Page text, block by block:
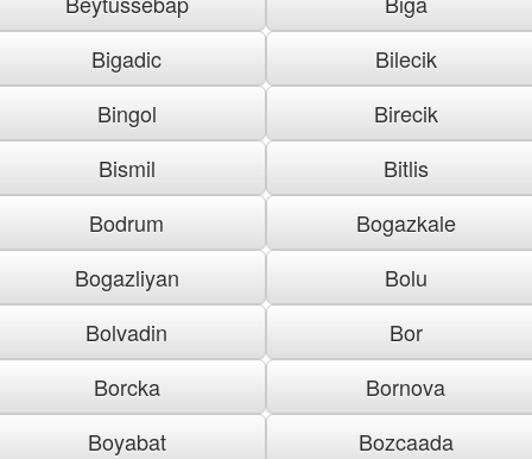
Bigadic
Bilecik
Bingol
Birecik
Bismil
Bitlis
Bodrum
Bogazkale
Bogazliyan
Bolu
Bolvadin
Bor
Borcka
Bornova
Boyabat
Bozcaada